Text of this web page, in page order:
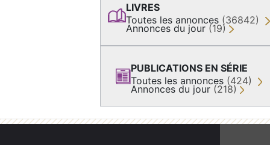
LIVRES
Toutes les annonces (36842)
Annonces du jour (19)
PUBLICATIONS EN SÉRIE
Toutes les annonces (424)
Annonces du jour (218)